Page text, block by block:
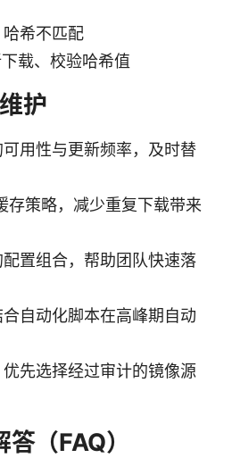
希不匹配
载、校验哈希值
护
用性与更新频率，及时替
存策略，减少重复下载带来
置组合，帮助团队快速落
自动化脚本在高峰期自动
先选择经过审计的镜像源
（FAQ）